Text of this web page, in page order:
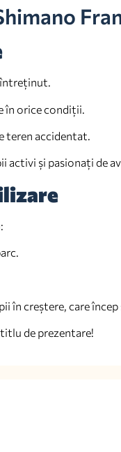
întreținut.
în orice condiții.
teren accidentat.
activi și pasionați de
în creștere, care încep
de prezentare!